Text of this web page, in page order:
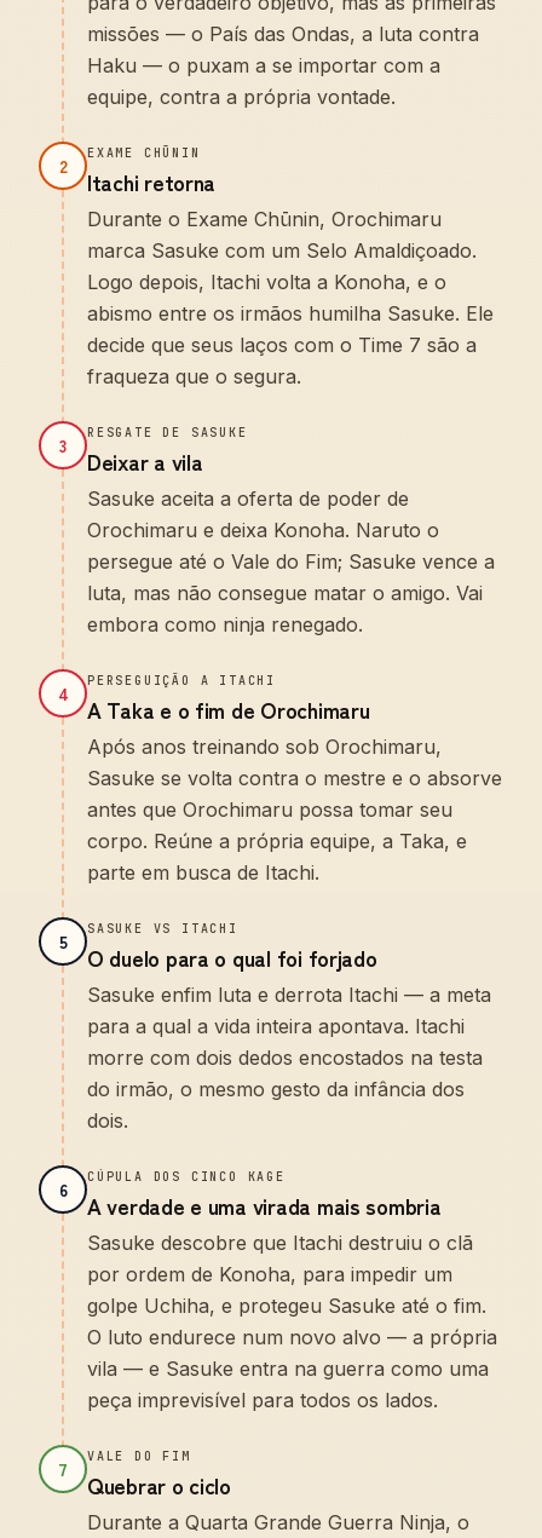
missões — o País das Ondas, a luta contra
Haku — o puxam a se importar com a
equipe, contra a própria vontade.
2
EXAME CHŪNIN
Itachi retorna
Durante o Exame Chūnin, Orochimaru
marca Sasuke com um Selo Amaldiçoado.
Logo depois, Itachi volta a Konoha, e o
abismo entre os irmãos humilha Sasuke. Ele
decide que seus laços com o Time 7 são a
fraqueza que o segura.
3
RESGATE DE SASUKE
Deixar a vila
Sasuke aceita a oferta de poder de
Orochimaru e deixa Konoha. Naruto o
persegue até o Vale do Fim; Sasuke vence a
luta, mas não consegue matar o amigo. Vai
embora como ninja renegado.
4
PERSEGUIÇÃO A ITACHI
A Taka e o fim de Orochimaru
Após anos treinando sob Orochimaru,
Sasuke se volta contra o mestre e o absorve
antes que Orochimaru possa tomar seu
corpo. Reúne a própria equipe, a Taka, e
parte em busca de Itachi.
5
SASUKE VS ITACHI
O duelo para o qual foi forjado
Sasuke enfim luta e derrota Itachi — a meta
para a qual a vida inteira apontava. Itachi
morre com dois dedos encostados na testa
do irmão, o mesmo gesto da infância dos
dois.
6
CÚPULA DOS CINCO KAGE
A verdade e uma virada mais sombria
Sasuke descobre que Itachi destruiu o clã
por ordem de Konoha, para impedir um
golpe Uchiha, e protegeu Sasuke até o fim.
O luto endurece num novo alvo — a própria
vila — e Sasuke entra na guerra como uma
peça imprevisível para todos os lados.
7
VALE DO FIM
Quebrar o ciclo
Durante a Quarta Grande Guerra Ninja, o